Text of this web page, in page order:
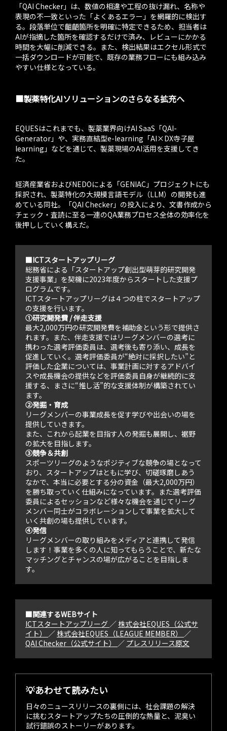
「QAI Checker」は、数値の相違や工程の抜け漏れ、名称や
表現の不一致といった「よくあるエラー」を網羅的に検出す
る。段落単位で齟齬箇所を明確に特定できるため、担当者は
AIが指摘した箇所を確認するだけで済み、レビューにかかる
時間を大幅に削減できる。また、検出結果はエクセル形式で
一括ダウンロードが可能で、既存の業務フローにも組み込み
やすい仕様となっている。
■製薬特化AIソリューションのさらなる拡充へ
EQUESはこれまでも、製薬業界向けAI SaaS「QAI-
Generator」や、実務直結型e-learning「AI×DX寺子屋
learning」などを通じて、製薬現場のAI活用を支援してき
た。
経済産業省およびNEDOによる「GENIAC」プロジェクトにも
採択され、製薬特化の大規模言語モデル（LLM）の開発も進
めている同社。「QAI Checker」の投入により、文書作成から
チェック・査読に至る一連のQA業務プロセス全体の効率化を
後押ししていく構えだ。
■ICTスタートアップリーグ
総務省による「スタートアップ創出型萌芽的研究開発
支援事業」を契機に2023年度からスタートした支援プ
ログラムです。
ICTスタートアップリーグは４つの柱でスタートアップ
の支援を行います。
①研究開発費 / 伴走支援
最大2,000万円の研究開発費を補助金という形で提供さ
れます。また、伴走支援ではリーグメンバーの選考に
携わった選考評価委員は、選考後も寄り添い、成長を
促進していく。選考評価委員が“絶対に採択したい”と
評価した企業については、事業計画に対するアドバイ
スや成長機会の提供などを評価委員自身が継続的に支
援する、まさに“推し活”的な支援体制が構築されてい
ます。
②発掘・育成
リーグメンバーの事業成長を促す学びや出会いの場を
提供していきます。
また、これから起業を目指す人の発掘も展開し、裾野
の拡大を目指します。
③競争＆共創
スポーツリーグのようなポジティブな競争の場となって
おり、スタートアップはともに学び、切磋琢磨しあう
なかで、本当に必要とする分の資金（最大2,000万円）
を勝ち取っていく仕組みになっています。また選考評価
委員によるセッションなど様々な機会を通じてリーグ
メンバー同士がコラボレーションして事業を拡大して
いく共創の場も提供しています。
④発信
リーグメンバーの取り組みをメディアと連携して発信
します！事業を多くの人に知ってもらうことで、新たな
マッチングとチャンスの場が広がることを目指しま
す。
■関連するWEBサイト
ICTスタートアップリーグ ／株式会社EQUES（公式サ
イト） ／株式会社EQUES（LEAGUE MEMBER） ／
QAI Checker（公式サイト） ／ プレスリリース原文
💡あわせて読みたい
日々のニュースリリースの裏側には、社会課題の解決
に挑むスタートアップたちの圧倒的な熱量と、泥臭い
試行錯誤のストーリーがあります。